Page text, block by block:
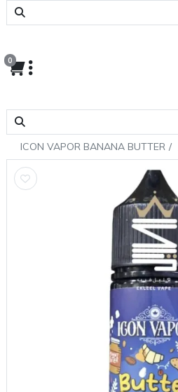
0
ICON VAPOR BANANA BUTTER